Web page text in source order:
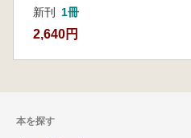
新刊 1冊
2,640円
本を探す